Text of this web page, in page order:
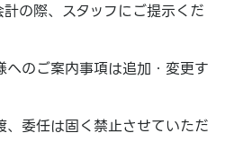
の際、スタッフにご提示くだ
へのご案内事項は追加・変更す
、委任は固く禁止させていただ